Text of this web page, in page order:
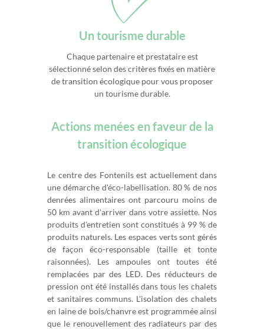
Un tourisme durable
Chaque partenaire et prestataire est
sélectionné selon des critères fixés en matière
de transition écologique pour vous proposer
un tourisme durable.
Actions menées en faveur de la
transition écologique
Le centre des Fontenils est actuellement dans
une démarche d'éco-labellisation. 80 % de nos
denrées alimentaires ont parcouru moins de
50 km avant d'arriver dans votre assiette. Nos
produits d'entretien sont constitués à 99 % de
produits naturels. Les espaces verts sont gérés
de façon éco-responsable (taille et tonte
raisonnées). Les ampoules ont toutes été
remplacées par des LED. Des réducteurs de
pression ont été installés dans tous les chalets
et sanitaires communs. L'isolation des chalets
en laine de bois/chanvre est programmée ainsi
que le renouvellement des radiateurs par des